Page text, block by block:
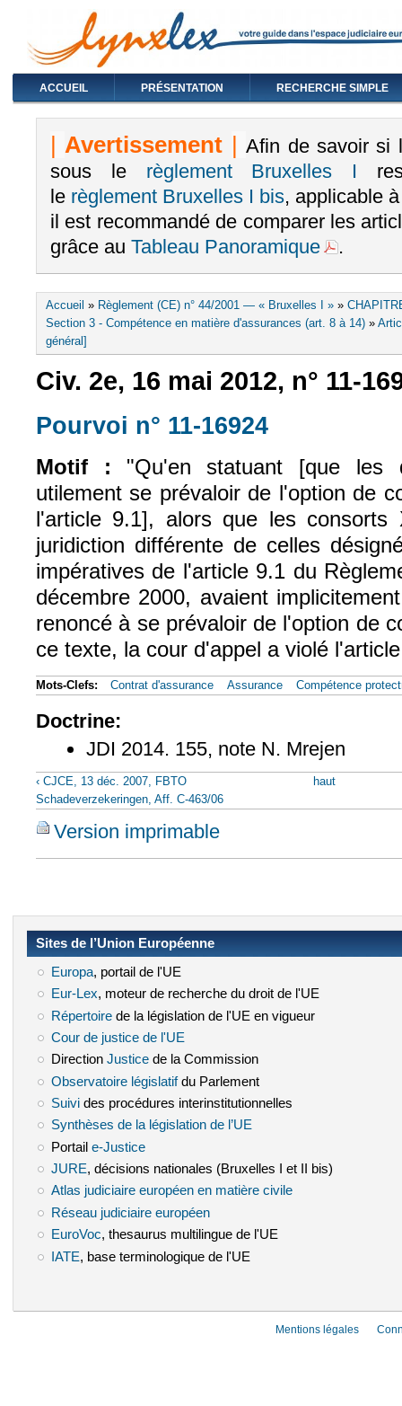
ACCUEIL PRÉSENTATION RECHERCHE SIMPLE
|Avertissement | Afin de savoir si
sous le règlement Bruxelles I
le règlement Bruxelles I bis, applicable
il est recommandé de comparer les
grâce au Tableau Panoramique .
Vous êtes ici
Accueil » Règlement (CE) n° 44/2001 — « Bruxelles I » »
Section 3 - Compétence en matière d'assurances (art. 8 à 14) »
général]
Civ. 2e, 16 mai 2012, n° 11-
Pourvoi n° 11-16924
Motif :
"Qu'en statuant [que les
utilement se prévaloir de l'option de
l'article 9.1], alors que les consorts
juridiction différente de celles
impératives de l'article 9.1 du
décembre 2000, avaient
renoncé à se prévaloir de l'option de
ce texte, la cour d'appel a violé
Mots-Clefs: Contrat d'assurance Assurance Compétence
Doctrine:
JDI 2014. 155, note N. Mrejen
‹ CJCE, 13 déc. 2007, FBTO
Schadeverzekeringen, Aff. C-463/06
haut
Version imprimable
Sites de l’Union Européenne
Europa(le lien est externe)
, portail de l'UE
Eur-Lex(le lien est externe)
, moteur de recherche du droit de l'UE
Répertoire(le lien est externe)
de la législation de l'UE en vigueur
Cour de justice de l'UE
Direction Justice(le lien est externe)
de la Commission
Observatoire législatif(le lien est externe)
du Parlement
Suivi(le lien est externe)
des procédures interinstitutionnelles
Synthèses de la législation de l’UE
Portail e-Justice(le lien est externe)
JURE(le lien est externe)
, décisions nationales (Bruxelles I et II bis)
Atlas judiciaire européen en matière civile(le lien est externe)
Réseau judiciaire européen(le lien est externe)
EuroVoc(le lien est externe)
, thesaurus multilingue de l'UE
IATE (le lien est externe)
, base terminologique de l'UE
Mentions légales